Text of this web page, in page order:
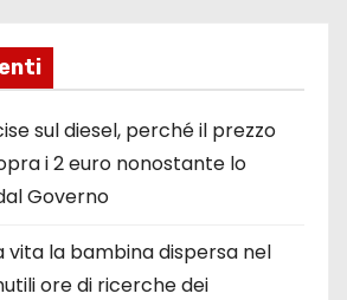
sul diesel, perché il prezzo
i 2 euro nonostante lo
Governo
vita la bambina dispersa nel
ore di ricerche dei